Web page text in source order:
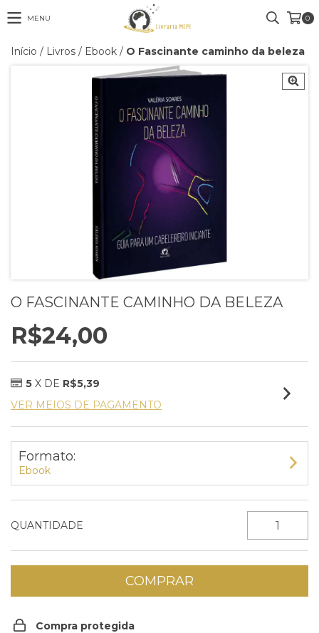
MENU 0
Início / Livros / Ebook / O Fascinante caminho da beleza
O FASCINANTE CAMINHO DA BELEZA
R$24,00
5 X DE R$5,39
VER MEIOS DE PAGAMENTO
Formato:
Ebook
QUANTIDADE
Compra protegida